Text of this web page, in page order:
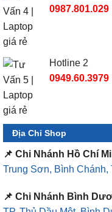
0987.801.029
Hotline 2
0949.60.3979
Địa Chỉ Shop
📌 Chi Nhánh Hồ Chí
Trung Sơn, Bình Chánh,
📌 Chi Nhánh Bình